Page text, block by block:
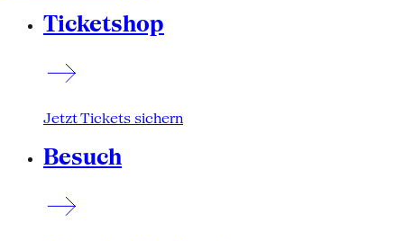
Ticketshop
Jetzt Tickets sichern
Besuch